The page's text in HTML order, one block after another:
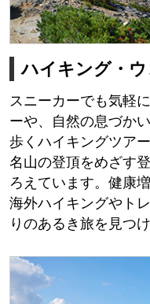
ハイキング・
スニーカーでも気軽
ーや、自然の息づか
歩くハイキングツア
名山の登頂をめざす
ろえています。健康
海外ハイキングやト
りのあるき旅を見つ